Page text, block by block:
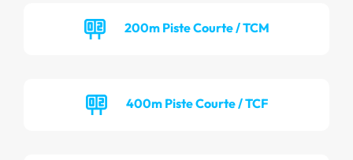
200m Piste Courte / TCM
400m Piste Courte / TCF